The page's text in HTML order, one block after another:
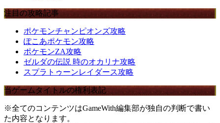
注目の攻略記事
ポケモンチャンピオンズ攻略
ぽこあポケモン攻略
ポケモンZA攻略
ゼルダの伝説 時のオカリナ攻略
スプラトゥーンレイダース攻略
当ゲームタイトルの権利表記
※全てのコンテンツはGameWith編集部が独自の判断で書い
た内容となります。